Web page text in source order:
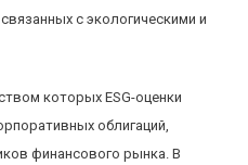
с экологическими и
которых ESG-оценки
облигаций,
финансового рынка. В